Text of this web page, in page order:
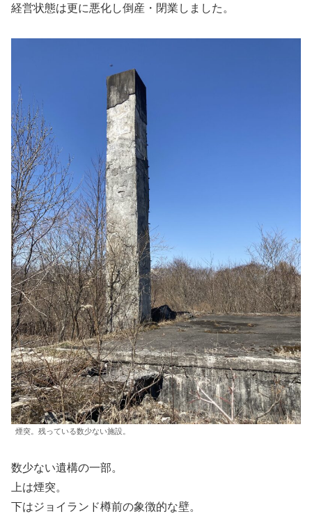
経営状態は更に悪化し倒産・閉業しました。
煙突。残っている数少ない施設。
数少ない遺構の一部。
上は煙突。
下はジョイランド樽前の象徴的な壁。